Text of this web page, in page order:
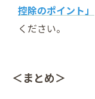
控除のポイント」
ください。
＜まとめ＞